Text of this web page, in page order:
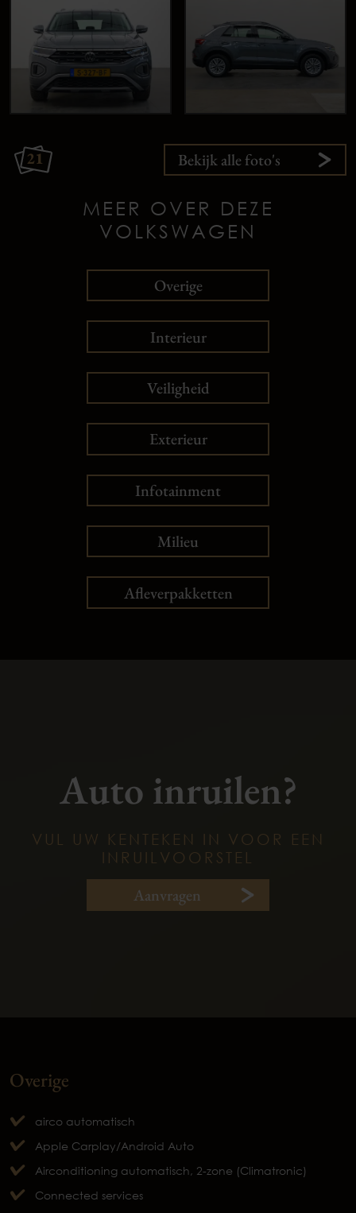
21 Bekijk alle foto's
MEER OVER DEZE
VOLKSWAGEN
Overige
Interieur
Veiligheid
Exterieur
Infotainment
Milieu
Afleverpakketten
Auto inruilen?
VUL UW KENTEKEN IN VOOR EEN
INRUILVOORSTEL
Aanvragen
Overige
airco automatisch
Apple Carplay/Android Auto
Airconditioning automatisch, 2-zone (Climatronic)
Connected services